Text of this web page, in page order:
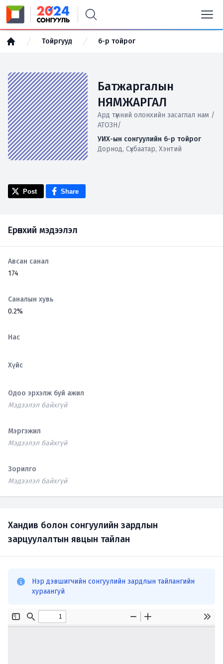
Тойргууд 6-р тойрог
Батжаргалын
НЯМЖАРГАЛ
Ард түмний олонхийн засаглал нам /
АТОЗН/
УИХ-ын сонгуулийн 6-р тойрог
Дорнод, Сүхбаатар, Хэнтий
Post Share
Ерөнхий мэдээлэл
Авсан санал
174
Саналын хувь
0.2%
Нас
Хүйс
Одоо эрхэлж буй ажил
Мэдээлэл байхгүй
Мэргэжил
Мэдээлэл байхгүй
Зорилго
Мэдээлэл байхгүй
Хандив болон сонгуулийн зардлын
зарцуулалтын явцын тайлан
Нэр дэвшигчийн сонгуулийн зардлын тайлангийн
хураангуй